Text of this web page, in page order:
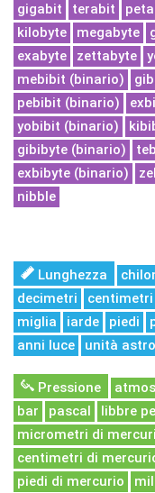
gigabit
terabit
kilobyte
megabyte
exabyte
zettabyte
mebibit (binario)
pebibit (binario)
yobibit (binario)
gibibyte (binario)
exbibyte (binario)
nibble
Lunghezza
decimetri
centimetri
miglia
iarde piedi
anni luce
unità
Pressione
bar
pascal libbre
micrometri di
centimetri di
piedi di mercurio